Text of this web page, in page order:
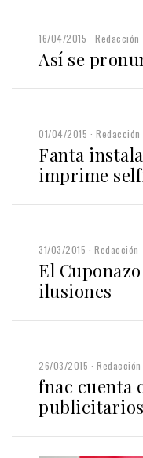
16/04/2015 Redacción
Así se
01/04/2015 Redacción
Fanta
imprime
31/03/2015 Redacción
El
ilusiones
26/03/2015 Redacción
fnac cuenta
publicitarios